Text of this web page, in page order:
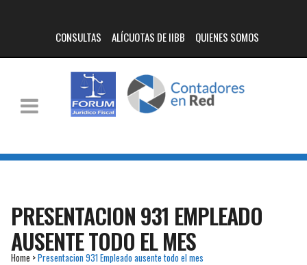
CONSULTAS ALÍCUOTAS DE IIBB QUIENES SOMOS
PRESENTACION 931 EMPLEADO
AUSENTE TODO EL MES
Home >Presentacion 931 Empleado ausente todo el mes